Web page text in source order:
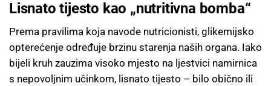
Lisnato tijesto kao „nutritivna bomba“
Prema pravilima koja navode nutricionisti, glikemijsko
opterećenje određuje brzinu starenja naših organa. Iako
bijeli kruh zauzima visoko mjesto na ljestvici namirnica
s nepovoljnim učinkom, lisnato tijesto – bilo obično ili